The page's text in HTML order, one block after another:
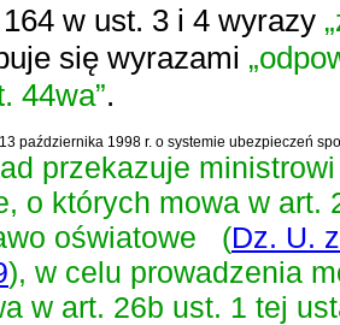
w ust. 3 i 4 wyrazy
się wyrazami
44wa”.
października 1998 r. o systemie ubezpieczeń
przekazuje
o których mowa w art.
oświatowe
(Dz. U.
), w celu prowadzenia
w art. 26b ust. 1 tej